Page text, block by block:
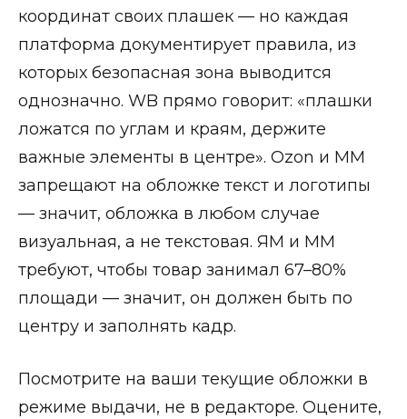
координат своих плашек — но каждая
платформа документирует правила, из
которых безопасная зона выводится
однозначно. WB прямо говорит: «плашки
ложатся по углам и краям, держите
важные элементы в центре». Ozon и ММ
запрещают на обложке текст и логотипы
— значит, обложка в любом случае
визуальная, а не текстовая. ЯМ и ММ
требуют, чтобы товар занимал 67–80%
площади — значит, он должен быть по
центру и заполнять кадр.
Посмотрите на ваши текущие обложки в
режиме выдачи, не в редакторе. Оцените,